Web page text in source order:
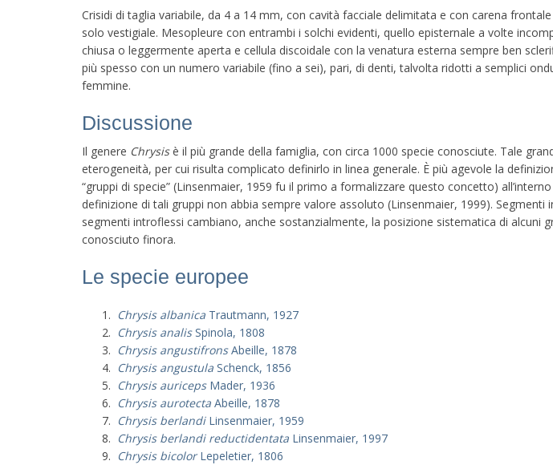
Crisidi di taglia variabile, da 4 a 14 mm, con cavità facciale delimitata e con carena
solo vestigiale. Mesopleure con entrambi i solchi evidenti, quello episternale a volte
chiusa o leggermente aperta e cellula discoidale con la venatura esterna sempre ben
più spesso con un numero variabile (fino a sei), pari, di denti, talvolta ridotti a semplici
femmine.
Discussione
Il genere Chrysisè il più grande della famiglia, con circa 1000 specie conosciute. Tale
eterogeneità, per cui risulta complicato definirlo in linea generale. È più agevole la
“gruppi di specie” (Linsenmaier, 1959 fu il primo a formalizzare questo concetto)
definizione di tali gruppi non abbia sempre valore assoluto (Linsenmaier, 1999).
segmenti introflessi cambiano, anche sostanzialmente, la posizione sistematica di alcuni
conosciuto finora.
Le specie europee
Chrysis albanica Trautmann, 1927
Chrysis analisSpinola, 1808
Chrysis angustifronsAbeille, 1878
Chrysis angustula Schenck, 1856
Chrysis auriceps Mader, 1936
Chrysis aurotecta Abeille, 1878
Chrysis berlandi Linsenmaier, 1959
Chrysis berlandi reductidentata Linsenmaier, 1997
Chrysis bicolorLepeletier, 1806